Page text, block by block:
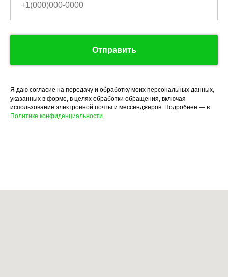
Отправить
Я даю согласие на передачу и обработку моих персональных данных,
указанных в форме, в целях обработки обращения, включая
использование электронной почты и мессенджеров. Подробнее — в
Политике конфиденциальности.